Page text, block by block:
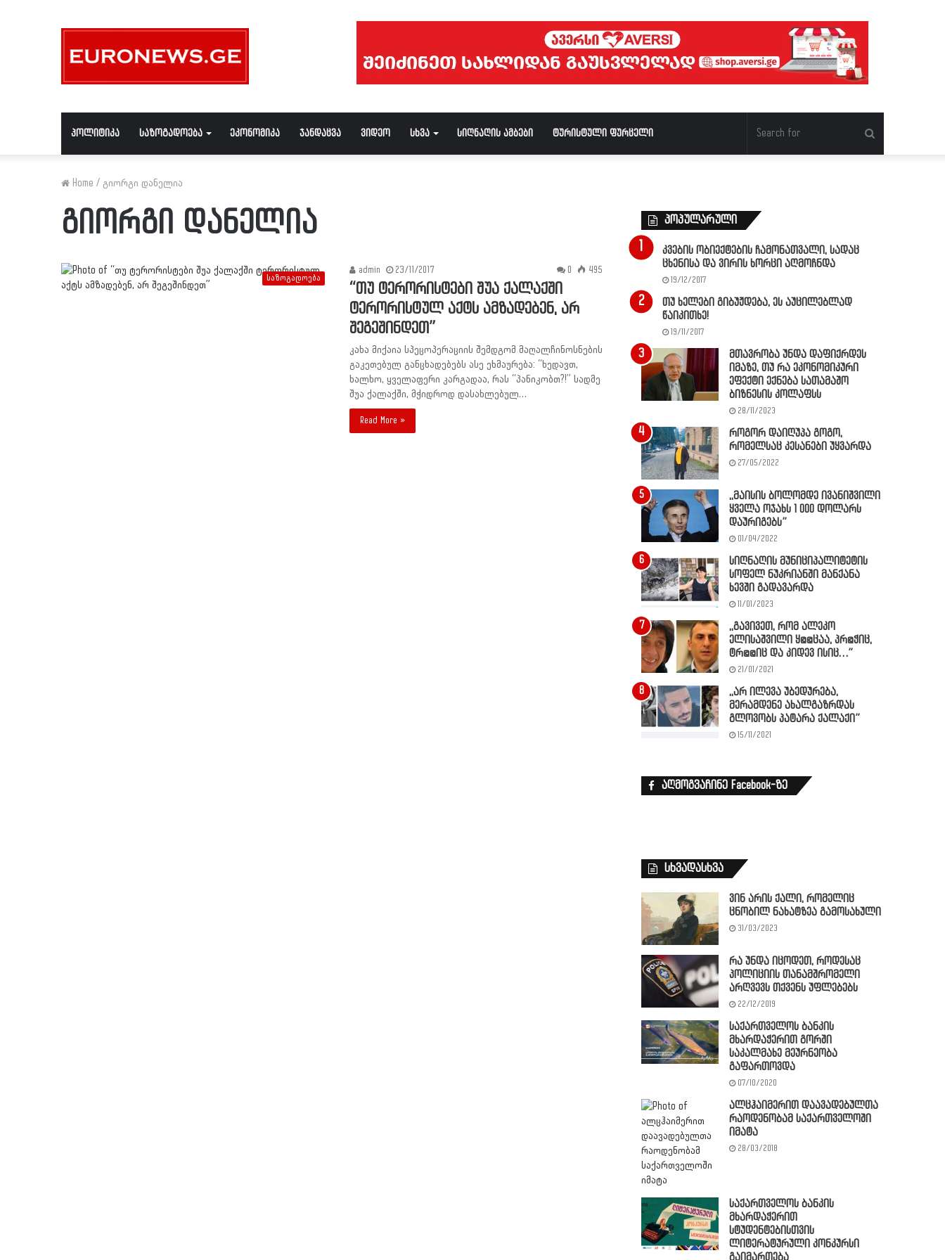
პოლიტიკა საზოგადოება ეკონომიკა ჯანდაცვა ვიდეო სხვა სიღნაღის ამბები ტურისტული ფურცელი
Home / გიორგი დანელია
გიორგი დანელია
საზოგადოება
admin 23/11/2017 0 495
“თუ ტერორისტები შუა ქალაქში
ტერორისტულ აქტს ამზადებენ, არ
შეგეშინდეთ”
კახა მიქაია სპეცოპერაციის შემდგომ მაღალჩინოსნების
გაკეთებულ განცხადებებს ასე ეხმაურება: “ხედავთ,
ხალხო, ყველაფერი კარგადაა, რას “პანიკობთ?!” სადმე
შუა ქალაქში, მჭიდროდ დასახლებულ…
Read More »
პოპულარული
კვების ობიექტების ჩამონათვალი, სადაც
ცხენისა და ვირის ხორცი აღმოჩნდა
19/12/2017
თუ ხელები გიბუჟდება, ეს აუცილებლად
წაიკითხე!
19/11/2017
მთავრობა უნდა დაფიქრდეს
იმაზე, თუ რა ეკონომიკური
ეფექტი ექნება სათამაშო
ბიზნესის კოლაფსს
28/11/2023
როგორ დაიღუპა გოგო,
რომელსაც კესანები უყვარდა
27/05/2022
,,მაისის ბოლომდე ივანიშვილი
ყველა ოჯახს 1 000 დოლარს
დაურიგებს”
01/04/2022
სიღნაღის მუნიციპალიტეტის
სოფელ ნუკრიანში მანქანა
ხევში გადავარდა
11/01/2023
,,გავივეთ, რომ ალეკო
ელისაშვილი ყ@@ცაა, პრ@ჭიც,
ტრ@@იც და კიდევ ისიც…”
21/01/2021
,,არ ილევა უბედურება,
მერამდენე ახალგაზრდას
გლოვობს პატარა ქალაქი”
15/11/2021
აღმოგვაჩინე Facebook-ზე
სხვადასხვა
ვინ არის ქალი, რომელიც
ცნობილ ნახატზეა გამოსახული
31/03/2023
რა უნდა იცოდეთ, როდესაც
პოლიციის თანამშრომელი
არღვევს თქვენს უფლებებს
22/12/2019
საქართველოს ბანკის
მხარდაჭერით გორში
საკალმახე მეურნეობა
გაფართოვდა
07/10/2020
ალცჰაიმერით დაავადებულთა
რაოდენობამ საქართველოში
იმატა
28/03/2018
საქართველოს ბანკის
მხარდაჭერით
სტუდენტებისთვის
ლიტერატურული კონკურსი
გაიმართება